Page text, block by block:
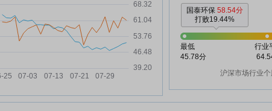
国泰环保 58.54分
打败19.44%
最低
45.78分
行业
沪深市场行业